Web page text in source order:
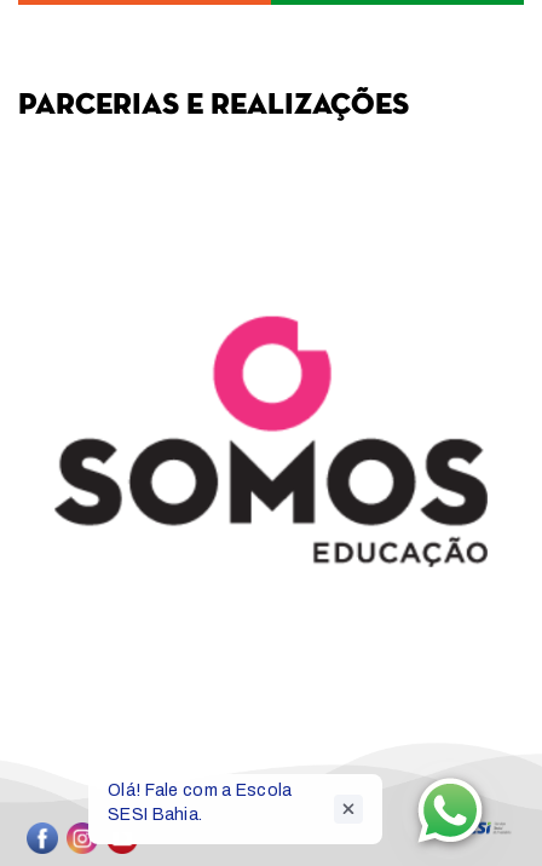
PARCERIAS E REALIZAÇÕES
Olá! Fale com a Escola
SESI Bahia.